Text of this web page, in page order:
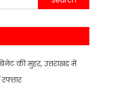
की मुहर, उत्तराखंड में